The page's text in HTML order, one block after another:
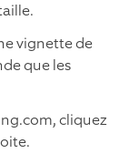
vignette de
que les
cliquez